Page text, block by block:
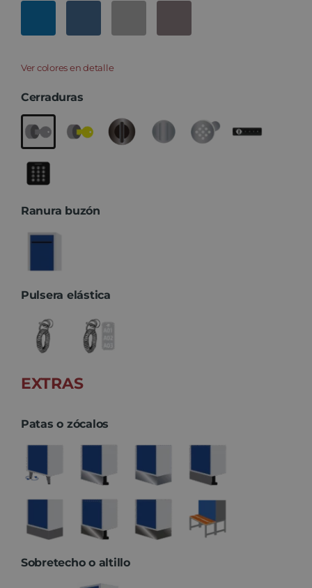
Ver colores en detalle
Cerraduras
Ranura buzón
Pulsera elástica
EXTRAS
Patas o zócalos
Sobretecho o altillo